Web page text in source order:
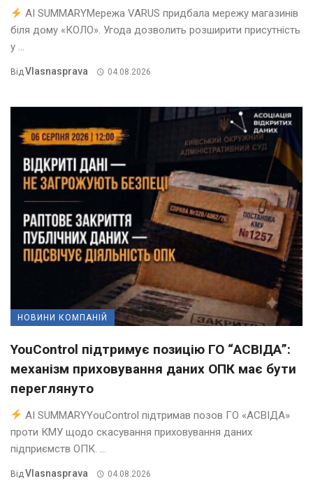
AI SUMMARYМережа VARUS придбала мережу магазинів
біля дому «КОЛО». Угода дозволить розширити присутність
у ...
ВідVlasnasprava 04.08.2026
НОВИНИ КОМПАНІЙ
YouControl підтримує позицію ГО “АСВІДА”:
механізм приховування даних ОПК має бути
переглянуто
AI SUMMARYYouControl підтримав позов ГО «АСВІДА»
проти КМУ щодо скасування приховування даних
підприємств ОПК. ...
ВідVlasnasprava 04.08.2026